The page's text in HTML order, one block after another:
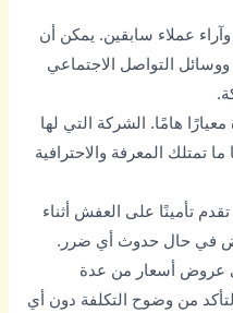
عملاء سابقين. يمكن أن
ووسائل التواصل الاجتماعي
هامًا. الشركة التي لها
تمتلك المعرفة والاحترافية
تأمينًا على العفش أثناء
في حال حدوث أي ضرر.
عروض أسعار من عدة
من وضوح التكلفة دون أي